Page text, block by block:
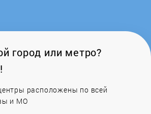
город или метро?
расположены по всей
и МО